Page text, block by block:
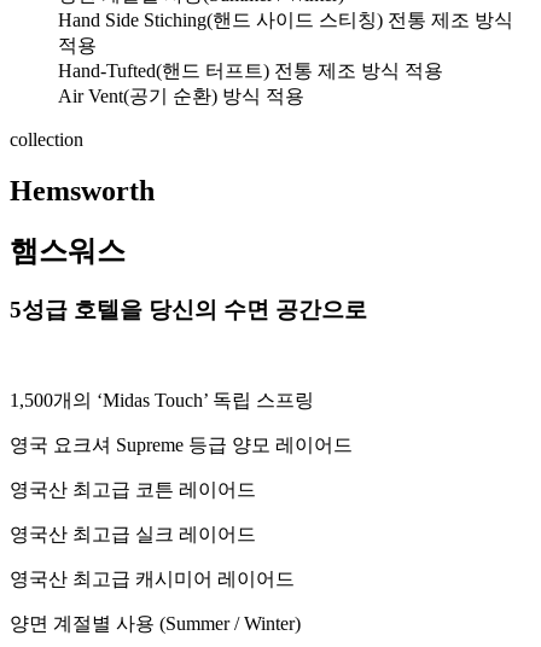
Hand Side Stiching(핸드 사이드 스티칭) 전통 제조 방식
적용
Hand-Tufted(핸드 터프트) 전통 제조 방식 적용
Air Vent(공기 순환) 방식 적용
collection
Hemsworth
햄스워스
5성급 호텔을 당신의 수면 공간으로
1,500개의 ‘Midas Touch’ 독립 스프링
영국 요크셔 Supreme 등급 양모 레이어드
영국산 최고급 코튼 레이어드
영국산 최고급 실크 레이어드
영국산 최고급 캐시미어 레이어드
양면 계절별 사용 (Summer / Winter)